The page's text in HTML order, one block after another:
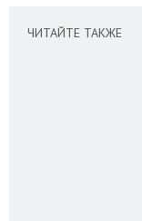
ЧИТАЙТЕ ТАКЖЕ